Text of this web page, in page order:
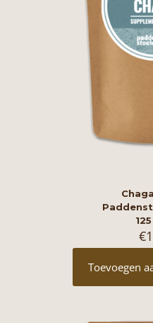
€
Toevoegen